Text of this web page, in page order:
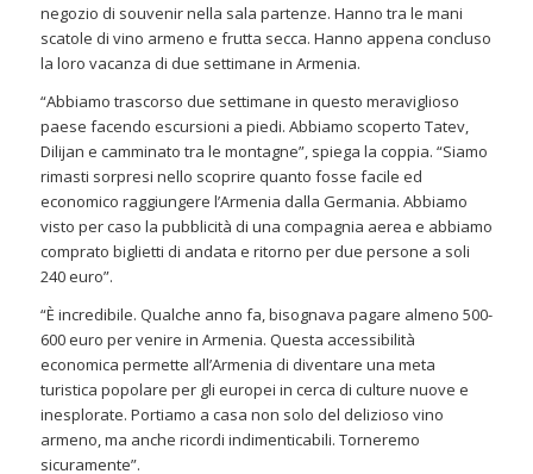
negozio di souvenir nella sala partenze. Hanno tra le mani
scatole di vino armeno e frutta secca. Hanno appena concluso
la loro vacanza di due settimane in Armenia.
“Abbiamo trascorso due settimane in questo meraviglioso
paese facendo escursioni a piedi. Abbiamo scoperto Tatev,
Dilijan e camminato tra le montagne”, spiega la coppia. “Siamo
rimasti sorpresi nello scoprire quanto fosse facile ed
economico raggiungere l’Armenia dalla Germania. Abbiamo
visto per caso la pubblicità di una compagnia aerea e abbiamo
comprato biglietti di andata e ritorno per due persone a soli
240 euro”.
“È incredibile. Qualche anno fa, bisognava pagare almeno 500-
600 euro per venire in Armenia. Questa accessibilità
economica permette all’Armenia di diventare una meta
turistica popolare per gli europei in cerca di culture nuove e
inesplorate. Portiamo a casa non solo del delizioso vino
armeno, ma anche ricordi indimenticabili. Torneremo
sicuramente”.